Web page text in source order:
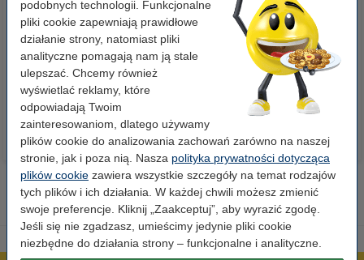
podobnych technologii. Funkcjonalne
pliki cookie zapewniają prawidłowe
działanie strony, natomiast pliki
analityczne pomagają nam ją stale
ulepszać. Chcemy również
wyświetlać reklamy, które
odpowiadają Twoim
zainteresowaniom, dlatego używamy
plików cookie do analizowania zachowań zarówno na naszej
stronie, jak i poza nią. Nasza polityka prywatności dotycząca
plików cookie zawiera wszystkie szczegóły na temat rodzajów
tych plików i ich działania. W każdej chwili możesz zmienić
swoje preferencje. Kliknij „Zaakceptuj”, aby wyrazić zgodę.
Jeśli się nie zgadzasz, umieścimy jedynie pliki cookie
niezbędne do działania strony – funkcjonalne i analityczne.
Papier ksero A4 80 g/m2 (500
szt.), 123drukuj
Papier ksero A4 80 g/m2 (2500
szt.), 123drukuj (5 ryz)
110,00 zł z VAT